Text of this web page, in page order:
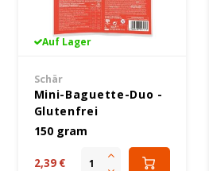
Auf Lager
Schär
Mini-Baguette-Duo -
Glutenfrei
150 gram
2,39 €